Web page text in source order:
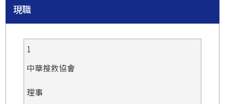
現職
1
中華搜救協會
理事